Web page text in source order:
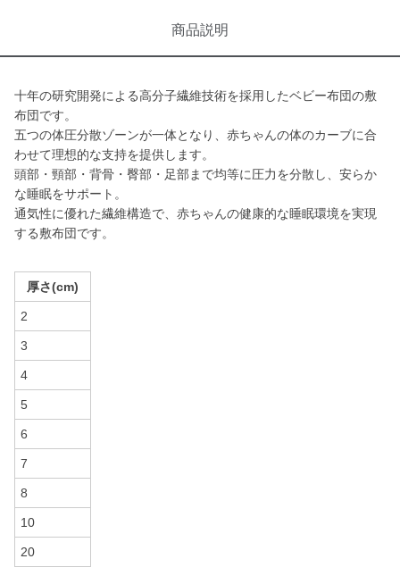
商品説明
十年の研究開発による高分子繊維技術を採用したベビー布団の敷
布団です。
五つの体圧分散ゾーンが一体となり、赤ちゃんの体のカーブに合
わせて理想的な支持を提供します。
頭部・頸部・背骨・臀部・足部まで均等に圧力を分散し、安らか
な睡眠をサポート。
通気性に優れた繊維構造で、赤ちゃんの健康的な睡眠環境を実現
する敷布団です。
厚さ(cm)
2
3
4
5
6
7
8
10
20